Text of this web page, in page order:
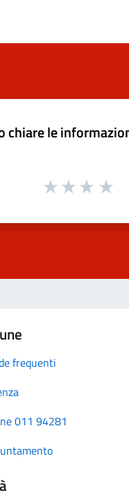
chiare le
frequenti
011 94281